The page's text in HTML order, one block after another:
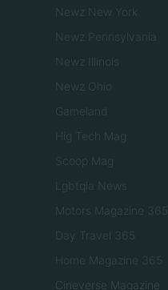
Newz New York
Newz Pennsylvania
Newz Illinois
Newz Ohio
Gameland
Hig Tech Mag
Scoop Mag
Lgbtqia News
Motors Magazine 365
Day Travel 365
Home Magazine 365
Cineverse Magazine